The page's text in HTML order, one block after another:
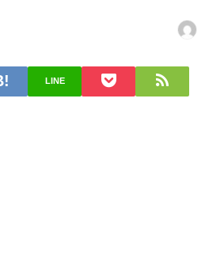
LINE